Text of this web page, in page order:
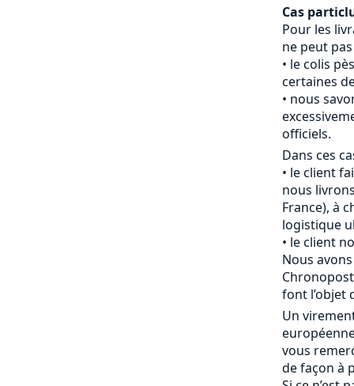
Cas
Pour les
ne peut
le colis
certaines
nous
officiels.
Dans ces
le client
nous
France), à
logistique
le client
Nous
font l’objet
Un
vous
de façon à